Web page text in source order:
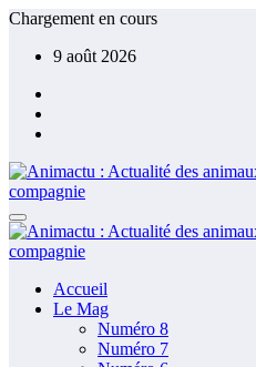
Aller
contenu
Chargement en cours
9 août 2026
Accueil
Le Mag
Numéro 8
Numéro 7